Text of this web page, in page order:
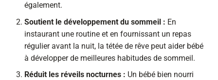
également.
Soutient le développement du sommeil : En
instaurant une routine et en fournissant un repas
régulier avant la nuit, la tétée de rêve peut aider bébé
à développer de meilleures habitudes de sommeil.
Réduit les réveils nocturnes : Un bébé bien nourri